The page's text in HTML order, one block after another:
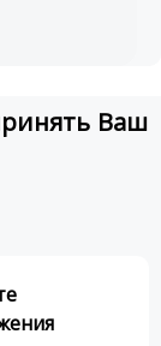
Ваш